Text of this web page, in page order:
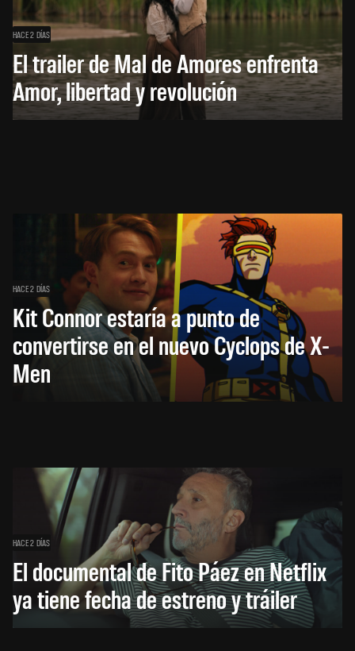
HACE 2 DÍAS
El trailer de Mal de Amores enfrenta
Amor, libertad y revolución
HACE 2 DÍAS
Kit Connor estaría a punto de
convertirse en el nuevo Cyclops de X-
Men
HACE 2 DÍAS
El documental de Fito Páez en Netflix
ya tiene fecha de estreno y tráiler